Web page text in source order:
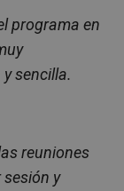
programa en
sencilla.
reuniones
y